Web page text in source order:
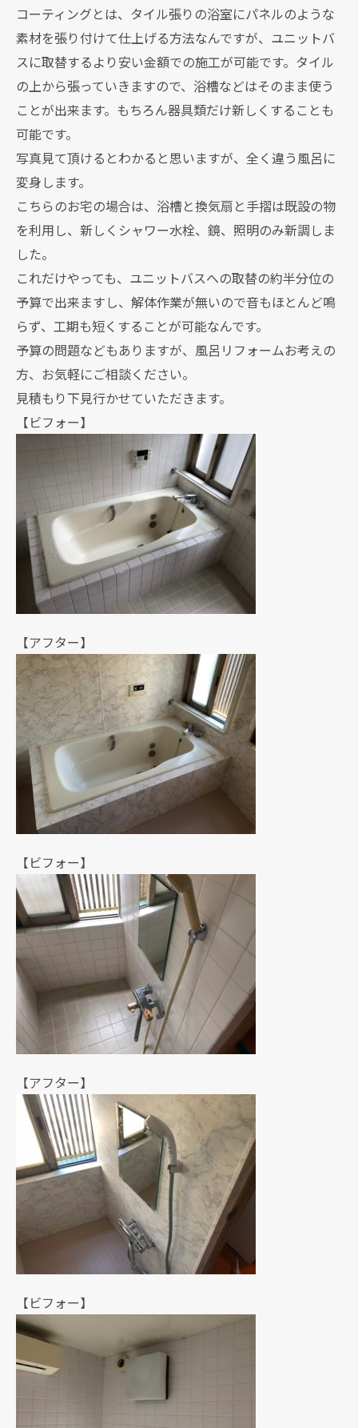
コーティングとは、タイル張りの浴室にパネルのような
素材を張り付けて仕上げる方法なんですが、ユニットバ
スに取替するより安い金額での施工が可能です。タイル
の上から張っていきますので、浴槽などはそのまま使う
ことが出来ます。もちろん器具類だけ新しくすることも
可能です。
写真見て頂けるとわかると思いますが、全く違う風呂に
変身します。
こちらのお宅の場合は、浴槽と換気扇と手摺は既設の物
を利用し、新しくシャワー水栓、鏡、照明のみ新調しま
した。
これだけやっても、ユニットバスへの取替の約半分位の
予算で出来ますし、解体作業が無いので音もほとんど鳴
らず、工期も短くすることが可能なんです。
予算の問題などもありますが、風呂リフォームお考えの
方、お気軽にご相談ください。
見積もり下見行かせていただきます。
【ビフォー】
【アフター】
【ビフォー】
【アフター】
【ビフォー】